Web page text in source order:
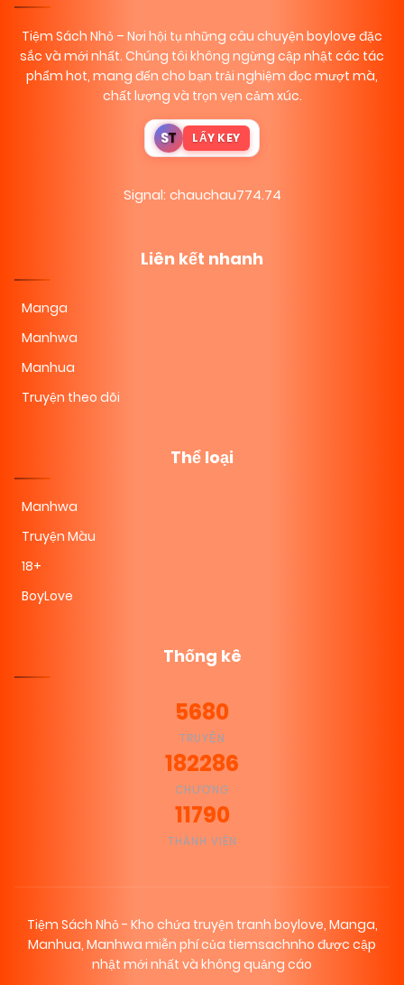
Tiệm Sách Nhỏ – Nơi hội tụ những câu chuyện boylove đặc
sắc và mới nhất. Chúng tôi không ngừng cập nhật các tác
phẩm hot, mang đến cho bạn trải nghiệm đọc mượt mà,
chất lượng và trọn vẹn cảm xúc.
ST LẤY KEY
Signal: chauchau774.74
Liên kết nhanh
Manga
Manhwa
Manhua
Truyện theo dõi
Thể loại
Manhwa
Truyện Màu
18+
BoyLove
Thống kê
5680
TRUYỆN
182286
CHƯƠNG
11790
THÀNH VIÊN
Tiệm Sách Nhỏ - Kho chứa truyện tranh boylove, Manga,
Manhua, Manhwa miễn phí của tiemsachnho được cập
nhật mới nhất và không quảng cáo